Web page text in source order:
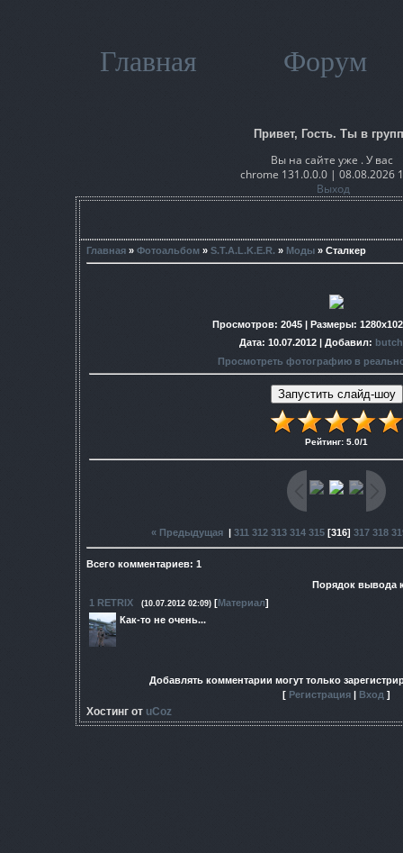
Главная Форум
Привет, Гость. Ты в
Вы на сайте уже . У вас
chrome 131.0.0.0 | 08.08.2026
Выход
Главная » Фотоальбом » S.T.A.L.K.E.R. » Моды » Сталкер
Просмотров: 2045 | Размеры:
Дата: 10.07.2012 | Добавил:
Просмотреть фотографию в
Рейтинг: 5.0/1
« Предыдущая | 311 312 313 314 315 [316] 317 318
Всего комментариев: 1
Порядок вывода
1
RETRIX (10.07.2012 02:09) [Материал]
Как-то не очень...
Добавлять комментарии могут только
[ Регистрация Вход ]
Хостинг от uCoz